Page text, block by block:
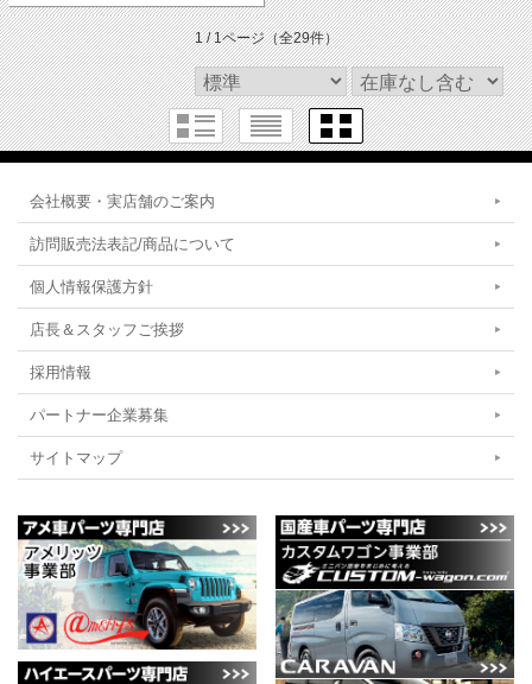
1 / 1ページ（全29件）
会社概要・実店舗のご案内
訪問販売法表記/商品について
個人情報保護方針
店長＆スタッフご挨拶
採用情報
パートナー企業募集
サイトマップ